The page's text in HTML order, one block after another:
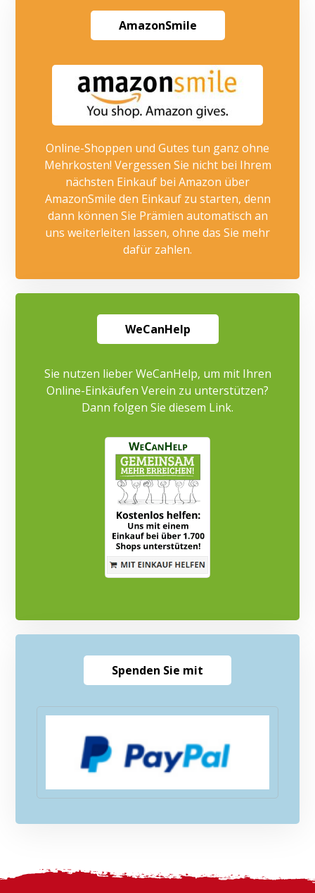
AmazonSmile
Online-Shoppen und Gutes tun ganz ohne
Mehrkosten! Vergessen Sie nicht bei Ihrem
nächsten Einkauf bei Amazon über
AmazonSmile den Einkauf zu starten, denn
dann können Sie Prämien automatisch an
uns weiterleiten lassen, ohne das Sie mehr
dafür zahlen.
WeCanHelp
Sie nutzen lieber WeCanHelp, um mit Ihren
Online-Einkäufen Verein zu unterstützen?
Dann folgen Sie diesem Link.
Spenden Sie mit